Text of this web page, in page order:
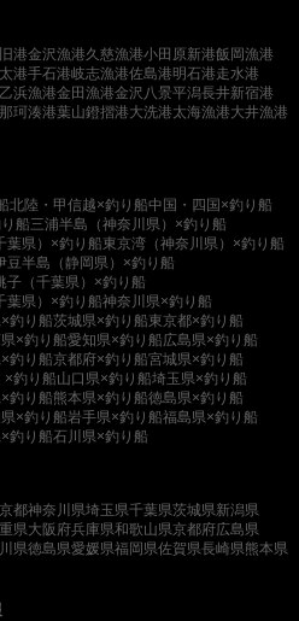
港金沢漁港久慈漁港小田原新港飯岡漁港
港手石港岐志漁港佐島港明石港走水港
乙浜漁港金田漁港金沢八景平潟長井新宿港
那珂湊港葉山鐙摺港大洗港太海漁港大井漁港
北陸・甲信越×釣り船中国・四国×釣り船
船三浦半島（神奈川県）×釣り船
葉県）×釣り船東京湾（神奈川県）×釣り船
豆半島（静岡県）×釣り船
子（千葉県）×釣り船
葉県）×釣り船神奈川県×釣り船
釣り船茨城県×釣り船東京都×釣り船
×釣り船愛知県×釣り船広島県×釣り船
釣り船京都府×釣り船宮城県×釣り船
×釣り船山口県×釣り船埼玉県×釣り船
釣り船熊本県×釣り船徳島県×釣り船
×釣り船岩手県×釣り船福島県×釣り船
釣り船石川県×釣り船
都神奈川県埼玉県千葉県茨城県新潟県
県大阪府兵庫県和歌山県京都府広島県
県徳島県愛媛県福岡県佐賀県長崎県熊本県